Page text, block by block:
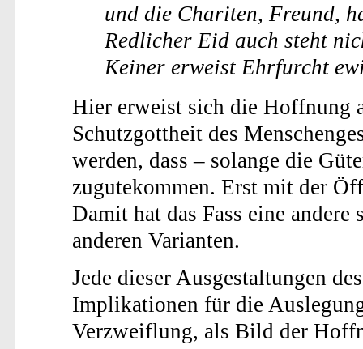
und die Chariten, Freund,
Redlicher Eid auch steht
Keiner erweist Ehrfurcht
Hier erweist sich die Hoffnung
Schutzgottheit des
werden, dass – solange die
zugutekommen. Erst mit der
Damit hat das Fass eine
anderen Varianten.
Jede dieser Ausgestaltungen
Implikationen für die
Verzweiflung, als Bild der